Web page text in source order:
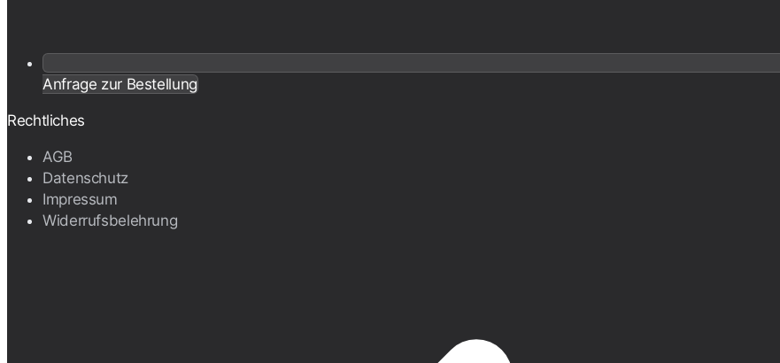
Anfrage zur Bestellung
Rechtliches
AGB
Datenschutz
Impressum
Widerrufsbelehrung